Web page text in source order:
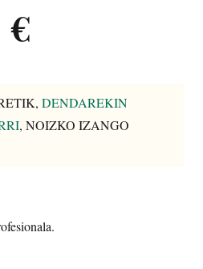
€
DENDAREKIN
, NOIZKO IZANGO